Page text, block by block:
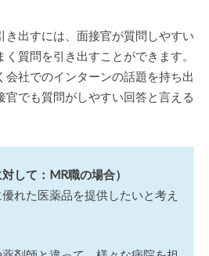
き出すには、面接官が質問しやすい
質問を引き出すことができます。
会社でのインターンの話題を持ち出
官でも質問がしやすい回答と言える
して：MR職の場合）
優れた医薬品を提供したいと考え